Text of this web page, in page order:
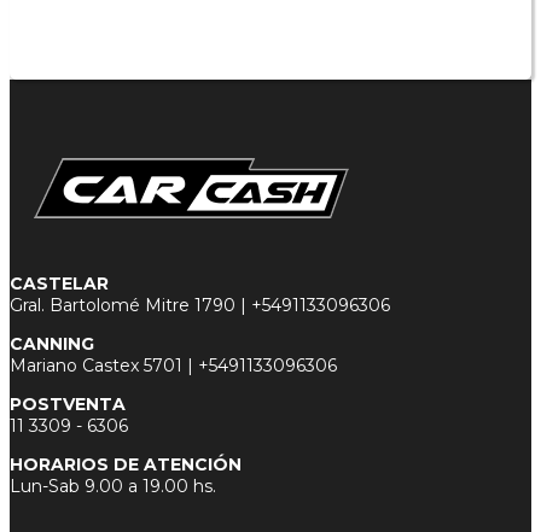
CASTELAR
Gral. Bartolomé Mitre 1790 | +5491133096306
CANNING
Mariano Castex 5701 | +5491133096306
POSTVENTA
11 3309 - 6306
HORARIOS DE ATENCIÓN
Lun-Sab 9.00 a 19.00 hs.